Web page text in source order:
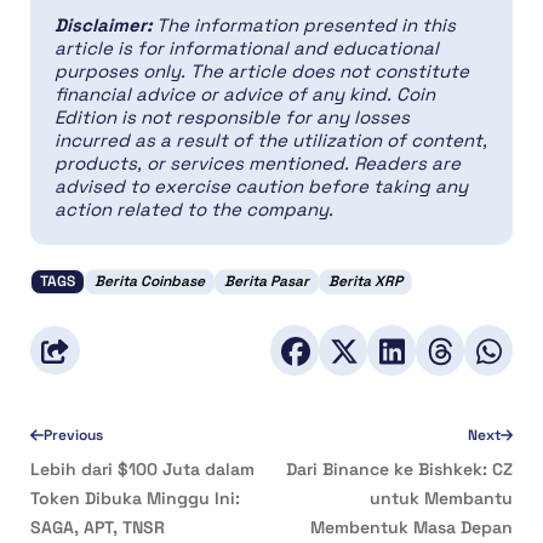
Disclaimer: The information presented in this
article is for informational and educational
purposes only. The article does not constitute
financial advice or advice of any kind. Coin
Edition is not responsible for any losses
incurred as a result of the utilization of content,
products, or services mentioned. Readers are
advised to exercise caution before taking any
action related to the company.
TAGS Berita Coinbase Berita Pasar Berita XRP
Previous
Lebih dari $100 Juta dalam
Token Dibuka Minggu Ini:
SAGA, APT, TNSR
Next
Dari Binance ke Bishkek: CZ
untuk Membantu
Membentuk Masa Depan